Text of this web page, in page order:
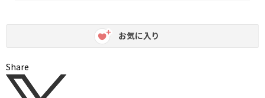
お気に入り
Share